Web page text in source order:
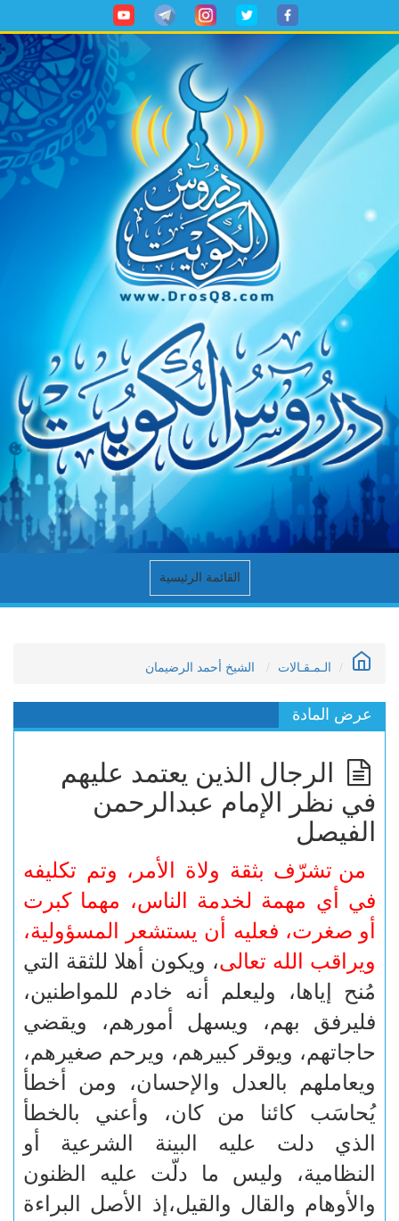
القائمة الرئيسية
الـمـقـالات الشيخ أحمد الرضيمان
عرض المادة
الرجال الذين يعتمد عليهم
في نظر الإمام عبدالرحمن
الفيصل
من تشرّف بثقة ولاة الأمر، وتم تكليفه
في أي مهمة لخدمة الناس، مهما كبرت
أو صغرت، فعليه أن يستشعر المسؤولية،
ويراقب الله تعالى، ويكون أهلا للثقة التي
مُنح إياها، وليعلم أنه خادم للمواطنين،
فليرفق بهم، ويسهل أمورهم، ويقضي
حاجاتهم، ويوقر كبيرهم، ويرحم صغيرهم،
ويعاملهم بالعدل والإحسان، ومن أخطأ
يُحاسَب كائنا من كان، وأعني بالخطأ
الذي دلت عليه البينة الشرعية أو
النظامية، وليس ما دلّت عليه الظنون
والأوهام والقال والقيل،إذ الأصل البراءة